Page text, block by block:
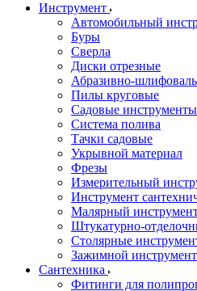
Инструмент
Автомобильный
Буры
Сверла
Диски отрезные
Абразивно-
Пилы круговые
Садовые инструменты
Система полива
Тачки садовые
Укрывной материал
Фрезы
Измерительный
Инструмент
Малярный
Штукатурно-
Cтолярные
Зажимной инструмент
Сантехника
Фитинги для